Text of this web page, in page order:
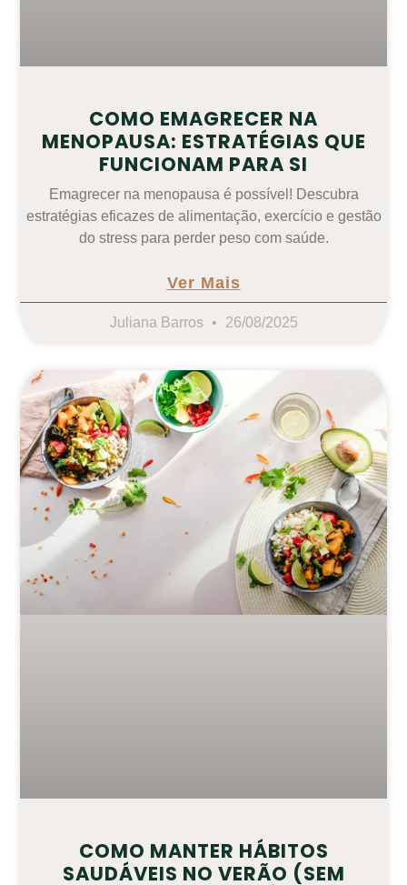
COMO EMAGRECER NA
MENOPAUSA: ESTRATÉGIAS QUE
FUNCIONAM PARA SI
Emagrecer na menopausa é possível! Descubra
estratégias eficazes de alimentação, exercício e gestão
do stress para perder peso com saúde.
Ver Mais
Juliana Barros 26/08/2025
COMO MANTER HÁBITOS
SAUDÁVEIS NO VERÃO (SEM